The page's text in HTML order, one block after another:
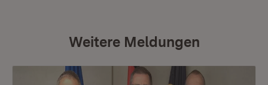
Weitere Meldungen